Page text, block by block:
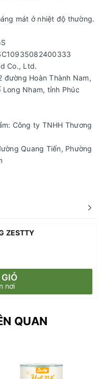
mát ở nhiệt độ thường.
Co., Ltd.
đường Hoàn Thành Nam,
Nham, tỉnh Phúc
Công ty TNHH Thương
Quang Tiến, Phường
ZESTTY
nơi
QUAN